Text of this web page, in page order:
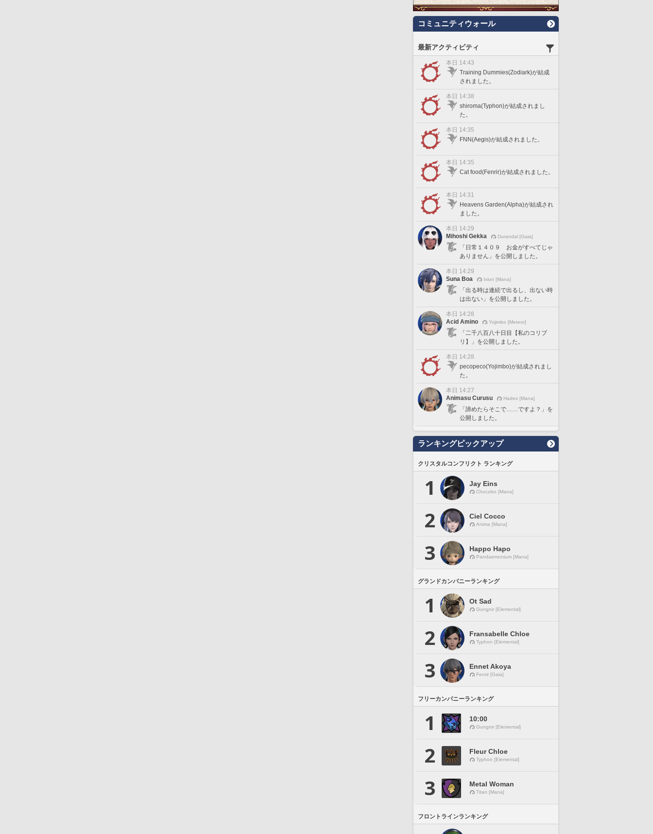
コミュニティウォール
最新アクティビティ
本日 14:43
Training Dummies(Zodiark)が結成
されました。
本日 14:38
shiroma(Typhon)が結成されまし
た。
本日 14:35
FNN(Aegis)が結成されました。
本日 14:35
Cat food(Fenrir)が結成されました。
本日 14:31
Heavens Garden(Alpha)が結成され
ました。
本日 14:29
Mihoshi Gekka
Durandal [Gaia]
「日常１４０９ お金がすべてじゃ
ありません」を公開しました。
本日 14:29
Suna Boa
Ixion [Mana]
「出る時は連続で出るし、出ない時
は出ない」を公開しました。
本日 14:28
Acid Amino
Yojimbo [Meteor]
「二千八百八十日目【私のコリブ
リ】」を公開しました。
本日 14:28
pecopeco(Yojimbo)が結成されまし
た。
本日 14:27
Animasu Curusu
Hades [Mana]
「諦めたらそこで……ですよ？」を
公開しました。
ランキングピックアップ
クリスタルコンフリクト ランキング
1 Jay Eins
Chocobo [Mana]
2 Ciel Cocco
Anima [Mana]
3 Happo Hapo
Pandaemonium [Mana]
グランドカンパニーランキング
1 Ot Sad
Gungnir [Elemental]
2 Fransabelle Chloe
Typhon [Elemental]
3 Ennet Akoya
Fenrir [Gaia]
フリーカンパニーランキング
1 10:00
Gungnir [Elemental]
2 Fleur Chloe
Typhon [Elemental]
3 Metal Woman
Titan [Mana]
フロントラインランキング